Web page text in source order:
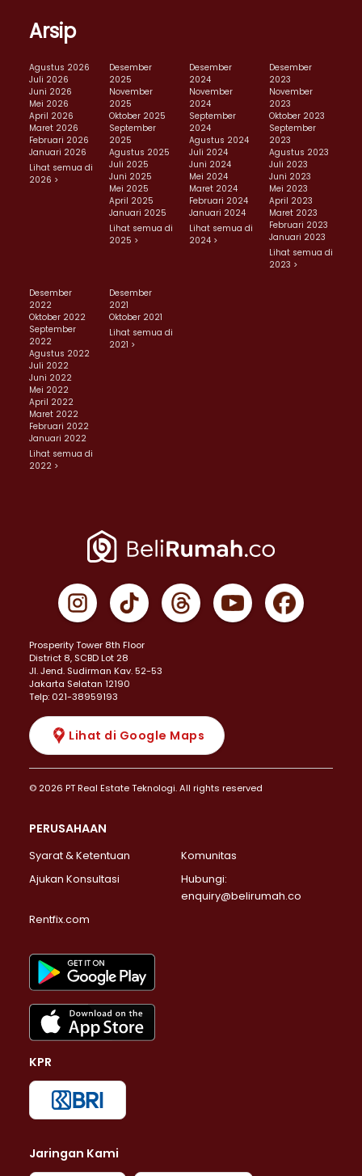
Arsip
Agustus 2026
Juli 2026
Juni 2026
Mei 2026
April 2026
Maret 2026
Februari 2026
Januari 2026
Lihat semua di
2026 >
Desember
2025
November
2025
Oktober 2025
September
2025
Agustus 2025
Juli 2025
Juni 2025
Mei 2025
April 2025
Januari 2025
Lihat semua di
2025 >
Desember
2024
November
2024
September
2024
Agustus 2024
Juli 2024
Juni 2024
Mei 2024
Maret 2024
Februari 2024
Januari 2024
Lihat semua di
2024 >
Desember
2023
November
2023
Oktober 2023
September
2023
Agustus 2023
Juli 2023
Juni 2023
Mei 2023
April 2023
Maret 2023
Februari 2023
Januari 2023
Lihat semua di
2023 >
Desember
2022
Oktober 2022
September
2022
Agustus 2022
Juli 2022
Juni 2022
Mei 2022
April 2022
Maret 2022
Februari 2022
Januari 2022
Lihat semua di
2022 >
Desember
2021
Oktober 2021
Lihat semua di
2021 >
Prosperity Tower 8th Floor
District 8, SCBD Lot 28
JI. Jend. Sudirman Kav. 52-53
Jakarta Selatan 12190
Telp: 021-38959193
Lihat di Google Maps
© 2026 PT Real Estate Teknologi. All rights reserved
PERUSAHAAN
Syarat & Ketentuan
Komunitas
Ajukan Konsultasi
Hubungi:
enquiry@belirumah.co
Rentfix.com
KPR
Jaringan Kami